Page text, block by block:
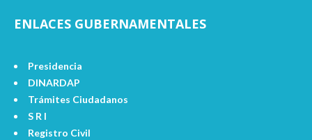
ENLACES GUBERNAMENTALES
Presidencia
DINARDAP
Trámites Ciudadanos
S R I
Registro Civil